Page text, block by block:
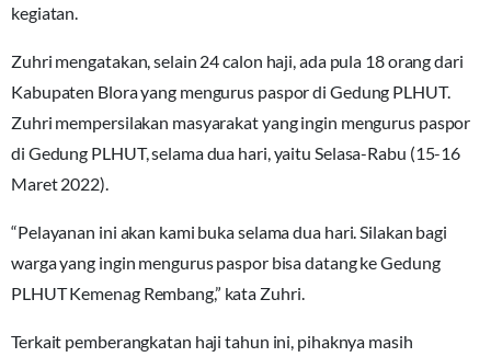
kegiatan.
Zuhri mengatakan, selain 24 calon haji, ada pula 18 orang dari
Kabupaten Blora yang mengurus paspor di Gedung PLHUT.
Zuhri mempersilakan masyarakat yang ingin mengurus paspor
di Gedung PLHUT, selama dua hari, yaitu Selasa-Rabu (15-16
Maret 2022).
“Pelayanan ini akan kami buka selama dua hari. Silakan bagi
warga yang ingin mengurus paspor bisa datang ke Gedung
PLHUT Kemenag Rembang,” kata Zuhri.
Terkait pemberangkatan haji tahun ini, pihaknya masih